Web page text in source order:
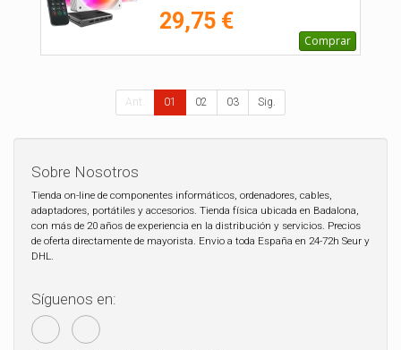
29,75 €
Comprar
Ant. 01 02 03 Sig.
Sobre Nosotros
Tienda on-line de componentes informáticos, ordenadores, cables,
adaptadores, portátiles y accesorios. Tienda física ubicada en Badalona,
con más de 20 años de experiencia en la distribución y servicios. Precios
de oferta directamente de mayorista. Envio a toda España en 24-72h Seur y
DHL.
Síguenos en: